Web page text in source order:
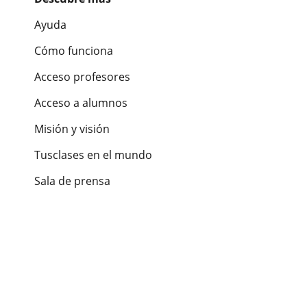
Ayuda
Cómo funciona
Acceso profesores
Acceso a alumnos
Misión y visión
Tusclases en el mundo
Sala de prensa